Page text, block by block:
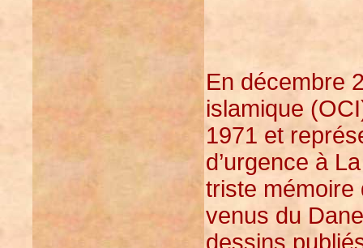
En décembre
islamique
1971 et
d’urgence à
triste mémoire
venus du
dessins